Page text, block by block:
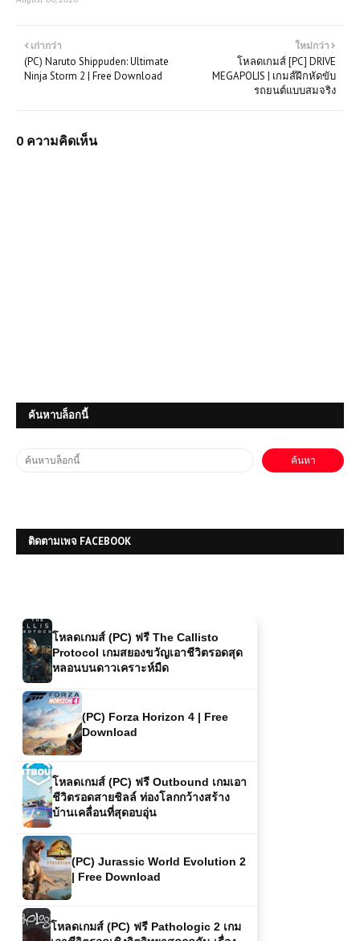
ใหม่กว่า
โหลดเกมส์ [PC] DRIVE
MEGAPOLIS | เกมส์ฝึกหัดขับ
รถยนต์แบบสมจริง
เก่ากว่า
(PC) Naruto Shippuden: Ultimate
Ninja Storm 2 | Free Download
0 ความคิดเห็น
ค้นหาบล็อกนี้
ติดตามเพจ FACEBOOK
ยอดเกม RPG โลกเปิดระดับตำนานที่เกม
เมอร์ต้องลอง
โหลดเกมส์ (PC) ฟรี Assassin's
(PC) SCARLET NEXUS | Free
Download
หลอนบนดาวเคราะห์มืด
โหลดเกมส์ (PC) ฟรี Outbound เกมเอา
บ้านเคลื่อนที่สุดอบอุ่น
| Free Download
โหลดเกมส์ (PC) ฟรี Pathologic 2 เกม
ราวลึกลับในเมืองต้องคำสาป